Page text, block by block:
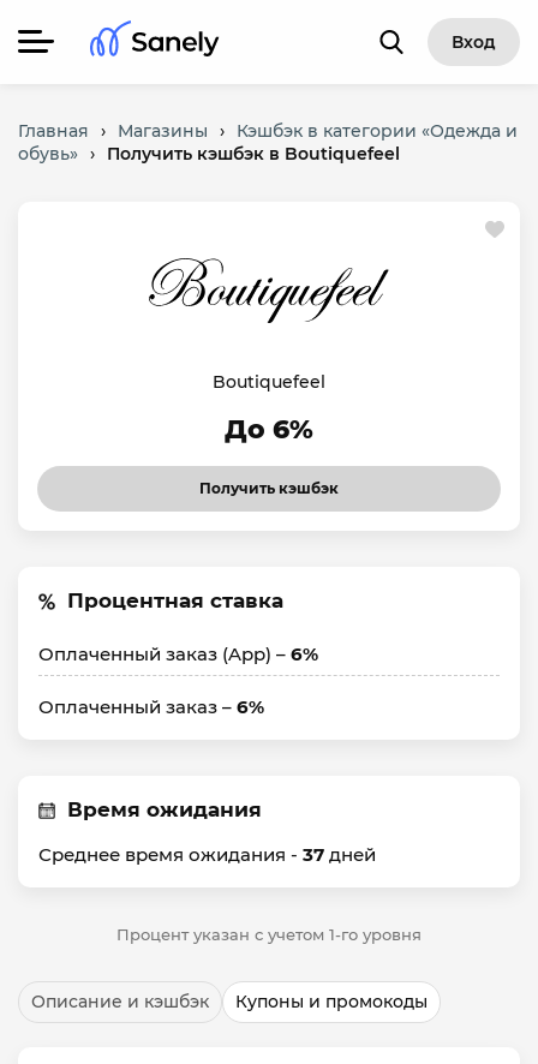
Вход
Главная › Магазины ›
Кэшбэк в категории «Одежда и
обувь» › Получить кэшбэк в Boutiquefeel
Boutiquefeel
До 6%
Получить кэшбэк
Процентная ставка
Оплаченный заказ (App) – 6%
Оплаченный заказ – 6%
Время ожидания
Среднее время ожидания - 37 дней
Процент указан с учетом 1-го уровня
Описание и кэшбэк Купоны и промокоды